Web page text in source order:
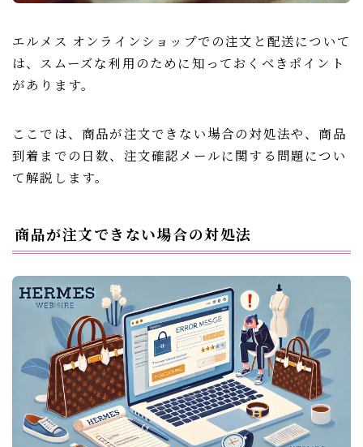
エルメス オンラインショップでの注文と配送について
は、スムーズな利用のために知っておくべきポイント
があります。
ここでは、商品が注文できない場合の対処法や、商品
到着までの日数、注文確認メールに関する問題につい
て解説します。
商品が注文できない場合の対処法